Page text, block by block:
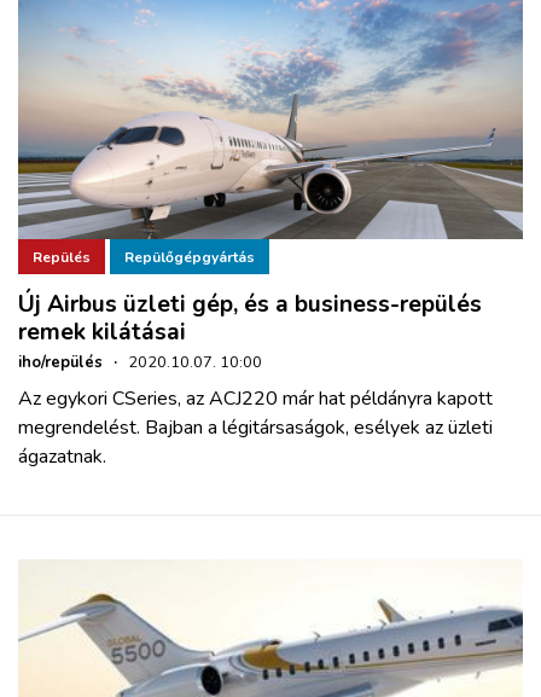
Repülés Repülőgépgyártás
Új Airbus üzleti gép, és a business-repülés
remek kilátásai
iho/repülés · 2020.10.07. 10:00
Az egykori CSeries, az ACJ220 már hat példányra kapott
megrendelést. Bajban a légitársaságok, esélyek az üzleti
ágazatnak.